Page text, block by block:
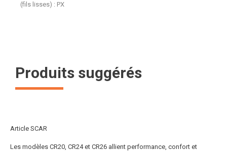
(fils lisses) : PX
Produits suggérés
Article SCAR
Les modèles CR20, CR24 et CR26 allient performance, confort et